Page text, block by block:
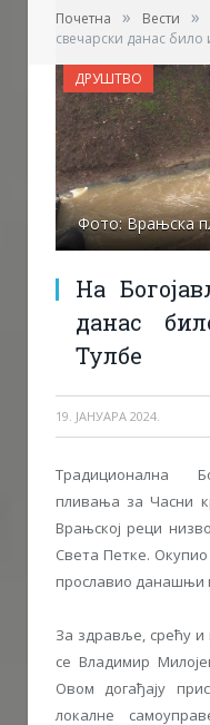
Почетна » Вести »
свечарски данас било
Фото: Врањска
На
данас
Тулбе
19. ЈАНУАРА 2024.
ДРУШТВО
Традиционална
пливања за Часни
Врањској реци
Света Петке.
прославио данашњи
За здравље, срећу и
се Владимир
Овом догађају
локалне